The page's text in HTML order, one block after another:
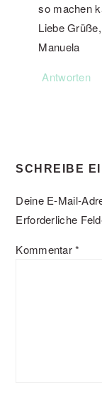
so machen
Liebe Grüße,
Manuela
Antworten
SCHREIBE
Deine E-Mail-
Erforderliche
Kommentar*